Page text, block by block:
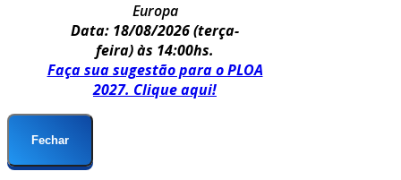
Europa
Data: 18/08/2026(terça-
feira) às 14:00hs.
Faça sua sugestão para o PLOA
2027. Clique aqui!
Fechar